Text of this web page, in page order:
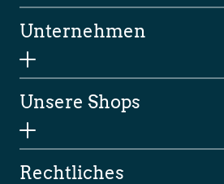
Unternehmen
Unsere Shops
Rechtliches